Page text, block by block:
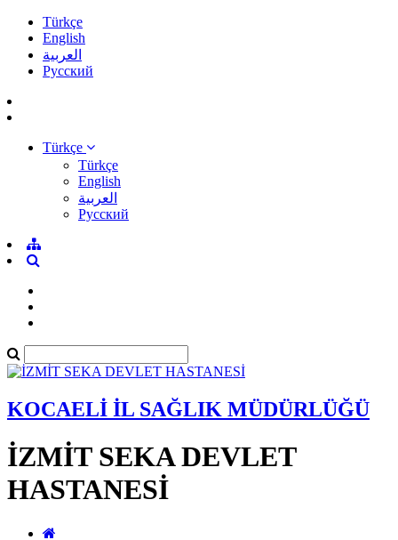
Türkçe
English
العربية
Pусский
Türkçe
Türkçe
English
العربية
Pусский
KOCAELİ İL SAĞLIK MÜDÜRLÜĞÜ
İZMİT SEKA DEVLET
HASTANESİ